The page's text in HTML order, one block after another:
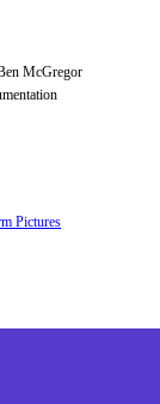
McGregor
Pictures